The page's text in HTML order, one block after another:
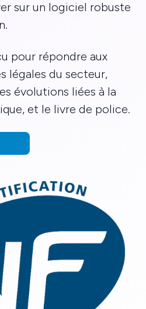
sur un logiciel robuste
pour répondre aux
légales du secteur,
évolutions liées à la
et le livre de police.